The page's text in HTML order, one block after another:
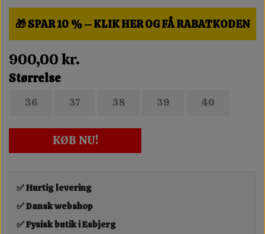
🎁 SPAR 10 % – KLIK HER OG FÅ RABATKODEN
900,00 kr.
Størrelse
36 37 38 39 40
KØB NU!
✅ Hurtig levering
✅ Dansk webshop
✅ Fysisk butik i Esbjerg